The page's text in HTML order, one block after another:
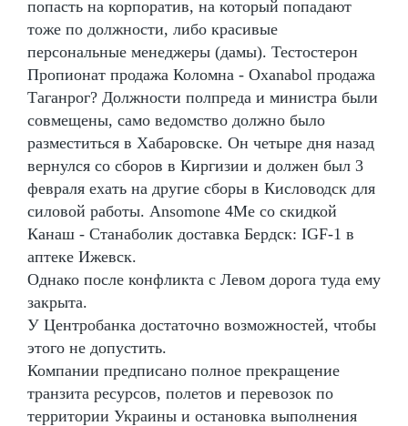
попасть на корпоратив, на который попадают
тоже по должности, либо красивые
персональные менеджеры (дамы). Тестостерон
Пропионат продажа Коломна - Oxanabol продажа
Таганрог? Должности полпреда и министра были
совмещены, само ведомство должно было
разместиться в Хабаровске. Он четыре дня назад
вернулся со сборов в Киргизии и должен был 3
февраля ехать на другие сборы в Кисловодск для
силовой работы. Ansomone 4Me со скидкой
Канаш - Станаболик доставка Бердск: IGF-1 в
аптеке Ижевск.
Однако после конфликта с Левом дорога туда ему
закрыта.
У Центробанка достаточно возможностей, чтобы
этого не допустить.
Компании предписано полное прекращение
транзита ресурсов, полетов и перевозок по
территории Украины и остановка выполнения